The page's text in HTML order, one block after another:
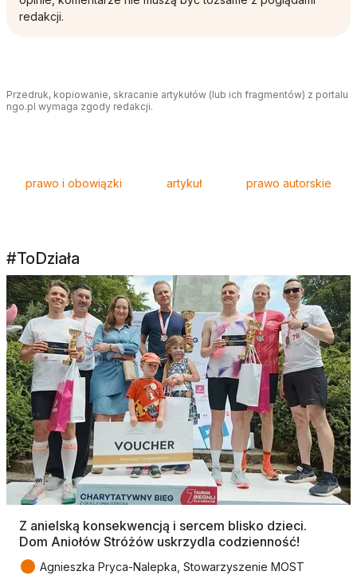
redakcji.
Przedruk, kopiowanie, skracanie artykułów (lub ich fragmentów) z portalu
ngo.pl wymaga zgody redakcji.
prawo i obowiązki artykuł prawo autorskie
#ToDziała
Z anielską konsekwencją i sercem blisko dzieci.
Dom Aniołów Stróżów uskrzydla codzienność!
● Agnieszka Pryca-Nalepka, Stowarzyszenie MOST